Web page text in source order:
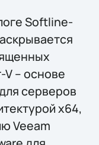
Softline-
– основе
серверов
x64,
Veeam